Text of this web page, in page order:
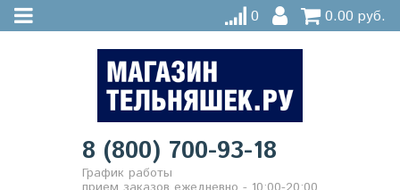
0 0.00 руб.
8 (800) 700-93-18
График работы